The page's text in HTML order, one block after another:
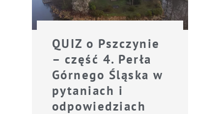
QUIZ o Pszczynie
– część 4. Perła
Górnego Śląska w
pytaniach i
odpowiedziach